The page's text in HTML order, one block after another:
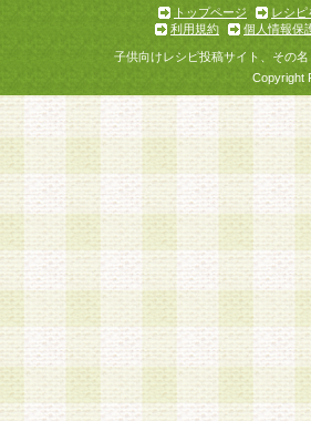
トップページ
レシピ
利用規約
個人情報保
子供向けレシピ投稿サイト、その
Copyright